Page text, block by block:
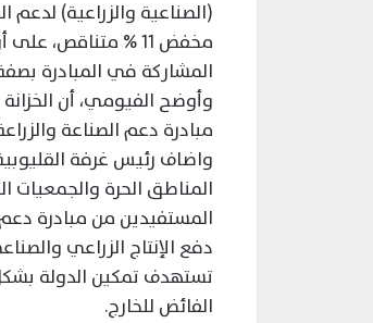
مخفض 11 %
المشاركة في المبادرة
مبادرة دعم الصناعة
واضاف رئيس غرفة
المناطق الحرة والجمعيات
المستفيدين من مبادرة دعم
دفع الإنتاج الزراعي
تستهدف تمكين الدولة بشكل
الفائض للخارج.